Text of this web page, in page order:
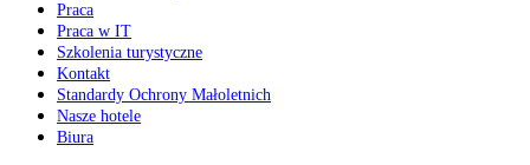
Praca
Praca w IT
Szkolenia turystyczne
Kontakt
Standardy Ochrony Małoletnich
Nasze hotele
Biura